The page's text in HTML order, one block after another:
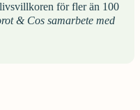
för fler än 100
& Cos samarbete med